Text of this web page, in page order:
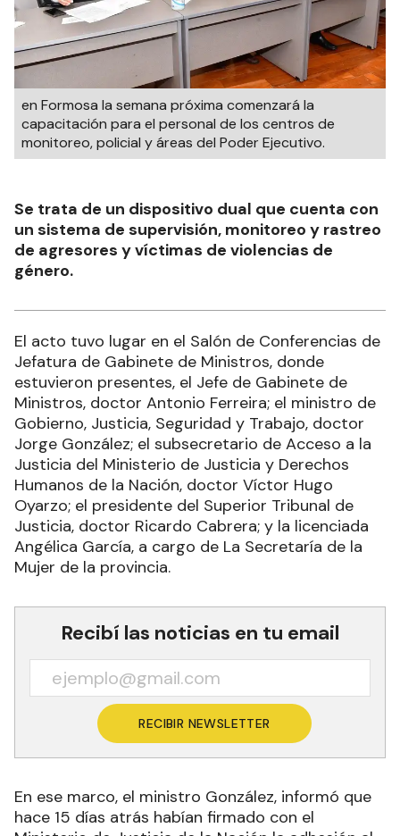
en Formosa la semana próxima comenzará la
capacitación para el personal de los centros de
monitoreo, policial y áreas del Poder Ejecutivo.
Se trata de un dispositivo dual que cuenta con
un sistema de supervisión, monitoreo y rastreo
de agresores y víctimas de violencias de
género.
El acto tuvo lugar en el Salón de Conferencias de
Jefatura de Gabinete de Ministros, donde
estuvieron presentes, el Jefe de Gabinete de
Ministros, doctor Antonio Ferreira; el ministro de
Gobierno, Justicia, Seguridad y Trabajo, doctor
Jorge González; el subsecretario de Acceso a la
Justicia del Ministerio de Justicia y Derechos
Humanos de la Nación, doctor Víctor Hugo
Oyarzo; el presidente del Superior Tribunal de
Justicia, doctor Ricardo Cabrera; y la licenciada
Angélica García, a cargo de La Secretaría de la
Mujer de la provincia.
Recibí las noticias en tu email
RECIBIR NEWSLETTER
En ese marco, el ministro González, informó que
hace 15 días atrás habían firmado con el